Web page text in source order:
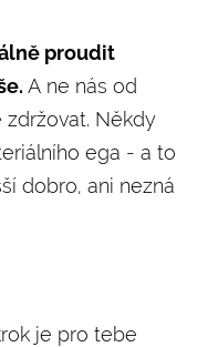
proudit
A ne nás od
zdržovat. Někdy
ega - a to
dobro, ani nezná
je pro tebe